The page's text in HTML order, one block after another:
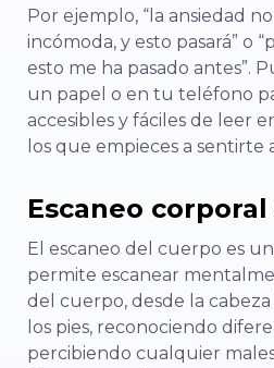
Por ejemplo, “la ansiedad
incómoda, y esto pasará” o
esto me ha pasado antes”.
un papel o en tu teléfono
accesibles y fáciles de leer
los que empieces a sentirte
Escaneo
El escaneo del cuerpo es
permite escanear
del cuerpo, desde la
los pies, reconociendo
percibiendo cualquier